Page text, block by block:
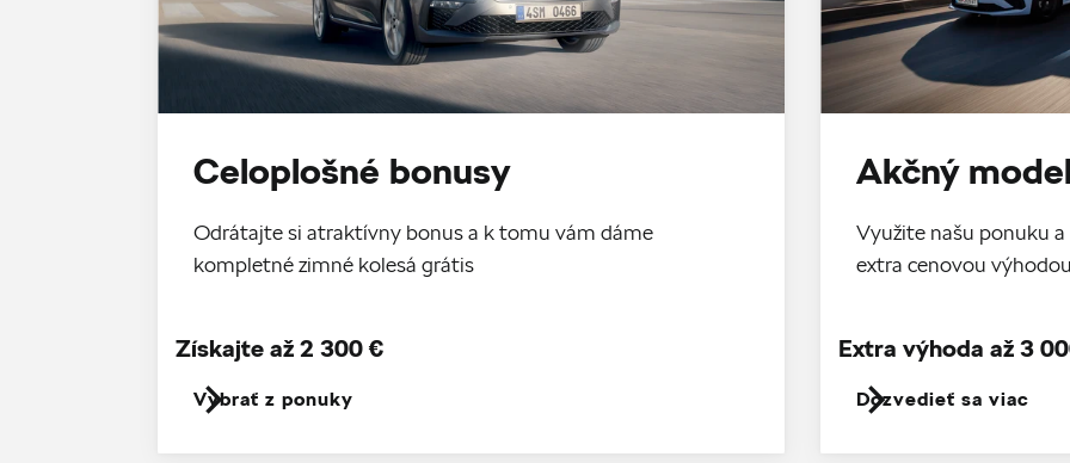
Celoplošné bonusy
Odrátajte si atraktívny bonus a k tomu vám dáme
kompletné zimné kolesá grátis
Vybrať z ponuky
Získajte až 2 300 €
Akčný
Využite našu ponuku
extra cenovou
Dozvedieť sa viac
Extra výhoda až 3